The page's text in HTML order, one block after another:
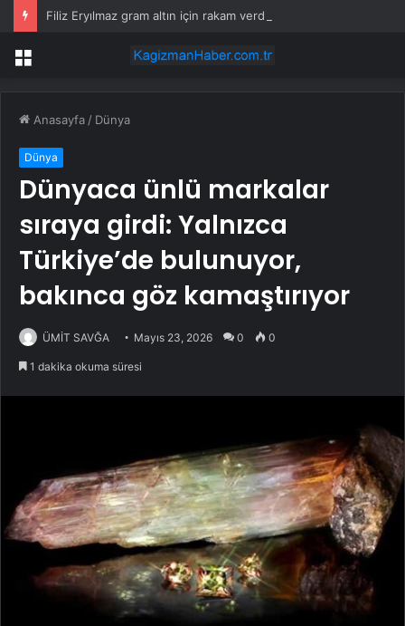
Menü
Anasayfa / Dünya
Dünya
Dünyaca ünlü markalar
sıraya girdi: Yalnızca
Türkiye’de bulunuyor,
bakınca göz kamaştırıyor
ÜMİT SAVĞA Mayıs 23, 2026 0 0
1 dakika okuma süresi